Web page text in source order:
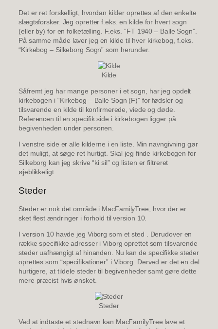
Det er ret forskelligt, hvordan kilder oprettes af den enkelte
slægtsforsker. Jeg opretter f.eks. en kilde for hvert sogn
(eller by) for en folketælling. F.eks. “FT 1940 – Balle Sogn”.
På samme måde laver jeg en kilde til hver kirkebog, f.eks.
“Kirkebog – Silkeborg Sogn” som herunder.
Kilde
Såfremt jeg har mange personer i et sogn, har jeg opdelt
kirkebogen i “Kirkebog – Balle Sogn (F)” for fødsler og
tilsvarende en kilde til konfirmerede, viede og døde.
Referencen til en specifik side i kirkebogen ligger på
begivenheden under personen.
I venstre side er alle kilderne i en liste. Min navngivning gør
det muligt, at søge ret hurtigt. Skal jeg finde kirkebogen for
Silkeborg kan jeg skrive “ki sil” og listen er filtreret
øjeblikkeligt.
Steder
Steder er nok det område i MacFamilyTree, hvor der er
sket flest ændringer i forhold til version 10.
I version 10 havde jeg Viborg som et sted . Derudover en
række specifikke adresser i Viborg oprettet som tilsvarende
steder uafhængigt af hinanden. Nu kan de specifikke steder
oprettes som “specifikationer” i Viborg. Derved er det en del
hurtigere, at tildele steder til begivenheder samt gøre dette
mere præcist hvis ønsket.
Steder
Ved at indtaste et stednavn kan MacFamilyTree lave et